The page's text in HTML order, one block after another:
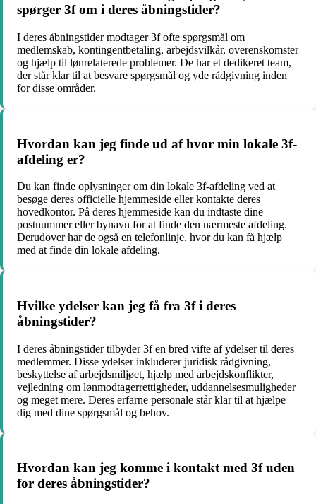
spørger 3f om i deres åbningstider?
I deres åbningstider modtager 3f ofte spørgsmål om
medlemskab, kontingentbetaling, arbejdsvilkår, overenskomster
og hjælp til lønrelaterede problemer. De har et dedikeret team,
der står klar til at besvare spørgsmål og yde rådgivning inden
for disse områder.
Hvordan kan jeg finde ud af hvor min lokale 3f-
afdeling er?
Du kan finde oplysninger om din lokale 3f-afdeling ved at
besøge deres officielle hjemmeside eller kontakte deres
hovedkontor. På deres hjemmeside kan du indtaste dine
postnummer eller bynavn for at finde den nærmeste afdeling.
Derudover har de også en telefonlinje, hvor du kan få hjælp
med at finde din lokale afdeling.
Hvilke ydelser kan jeg få fra 3f i deres
åbningstider?
I deres åbningstider tilbyder 3f en bred vifte af ydelser til deres
medlemmer. Disse ydelser inkluderer juridisk rådgivning,
beskyttelse af arbejdsmiljøet, hjælp med arbejdskonflikter,
vejledning om lønmodtagerrettigheder, uddannelsesmuligheder
og meget mere. Deres erfarne personale står klar til at hjælpe
dig med dine spørgsmål og behov.
Hvordan kan jeg komme i kontakt med 3f uden
for deres åbningstider?